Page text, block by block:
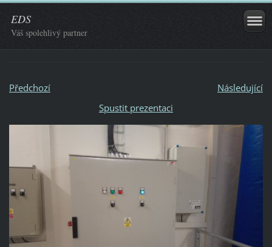
EDS
Váš spolehlivý partner
Předchozí
Následující
Spustit prezentaci